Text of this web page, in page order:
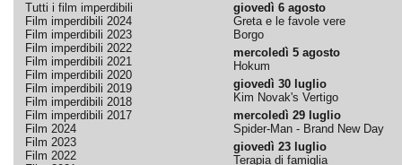
Tutti i film imperdibili
Film imperdibili 2024
Film imperdibili 2023
Film imperdibili 2022
Film imperdibili 2021
Film imperdibili 2020
Film imperdibili 2019
Film imperdibili 2018
Film imperdibili 2017
Film 2024
Film 2023
Film 2022
giovedì 6 agosto
Greta e le favole vere
Borgo
mercoledì 5 agosto
Hokum
giovedì 30 luglio
Kim Novak's Vertigo
mercoledì 29 luglio
Spider-Man - Brand New Day
giovedì 23 luglio
Terapia di famiglia